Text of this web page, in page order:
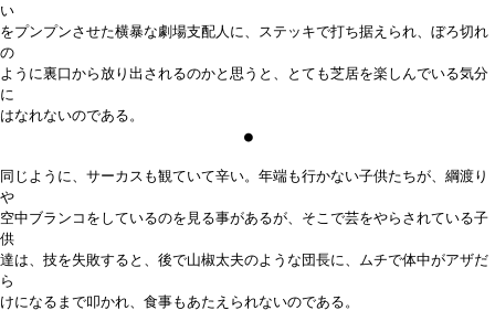
い
をプンプンさせた横暴な劇場支配人に、ステッキで打ち据えられ、ぼろ切れ
の
ように裏口から放り出されるのかと思うと、とても芝居を楽しんでいる気分
に
はなれないのである。
●
同じように、サーカスも観ていて辛い。年端も行かない子供たちが、綱渡り
や
空中ブランコをしているのを見る事があるが、そこで芸をやらされている子
供
達は、技を失敗すると、後で山椒太夫のような団長に、ムチで体中がアザだ
ら
けになるまで叩かれ、食事もあたえられないのである。